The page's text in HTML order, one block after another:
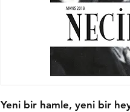
Yeni bir hamle, yeni bir